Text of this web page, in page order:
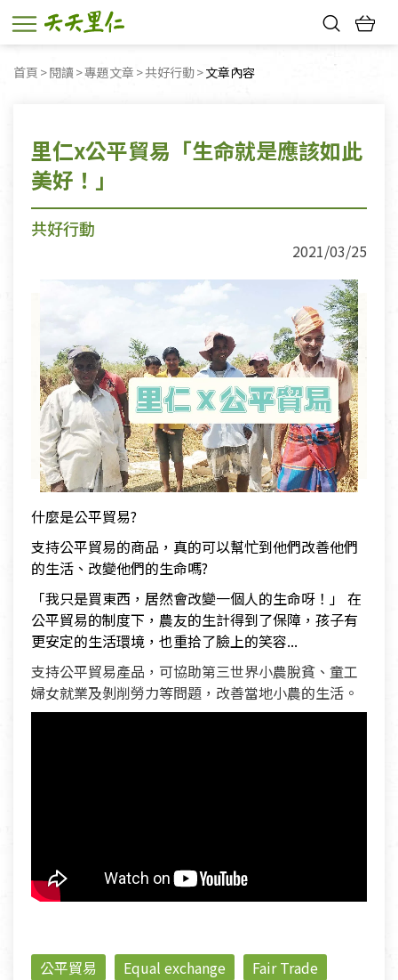
首頁 閱讀 專題文章 共好行動 目前頁面：
文章內容
里仁x公平貿易「生命就是應該如此
美好！」
共好行動
2021/03/25
什麼是公平貿易?
支持公平貿易的商品，真的可以幫忙到他們改善他們
的生活、改變他們的生命嗎?
「我只是買東西，居然會改變一個人的生命呀！」 在
公平貿易的制度下，農友的生計得到了保障，孩子有
更安定的生活環境，也重拾了臉上的笑容...
支持公平貿易產品，可協助第三世界小農脫貧、童工
婦女就業及剝削勞力等問題，改善當地小農的生活。
公平貿易 Equal exchange
Fair Trade